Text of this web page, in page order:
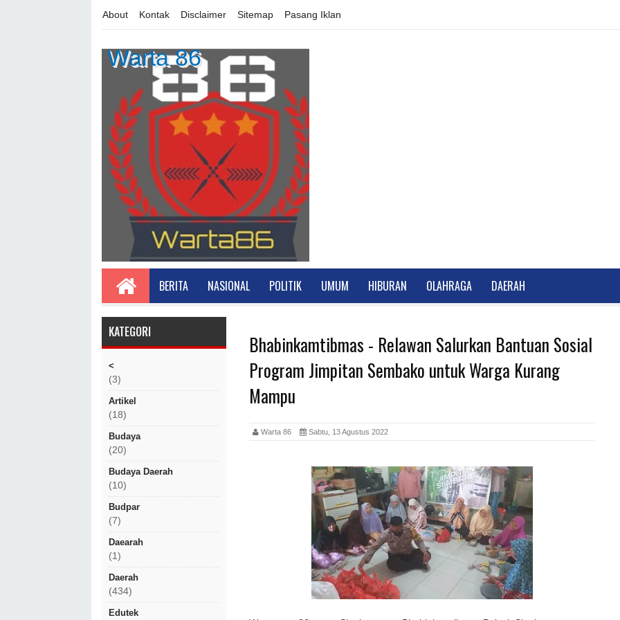
About Kontak Disclaimer Sitemap Pasang Iklan
Warta 86
BERITA NASIONAL POLITIK UMUM HIBURAN OLAHRAGA DAERAH
KATEGORI
<
(3)
Artikel
(18)
Budaya
(20)
Budaya Daerah
(10)
Budpar
(7)
Daearah
(1)
Daerah
(434)
Edutek
Bhabinkamtibmas - Relawan Salurkan Bantuan Sosial
Program Jimpitan Sembako untuk Warga Kurang
Mampu
Warta 86 Sabtu, 13 Agustus 2022